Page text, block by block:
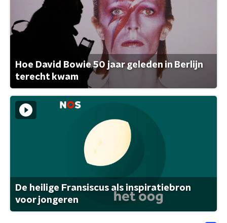
Hoe David Bowie 50 jaar geleden in Berlijn
terecht kwam
De heilige Fransiscus als inspiratiebron
voor jongeren